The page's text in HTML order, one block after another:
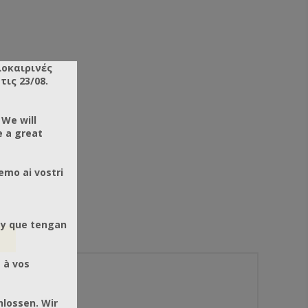
23/08.
will
a great
ai vostri
que tengan
à vos
Wir